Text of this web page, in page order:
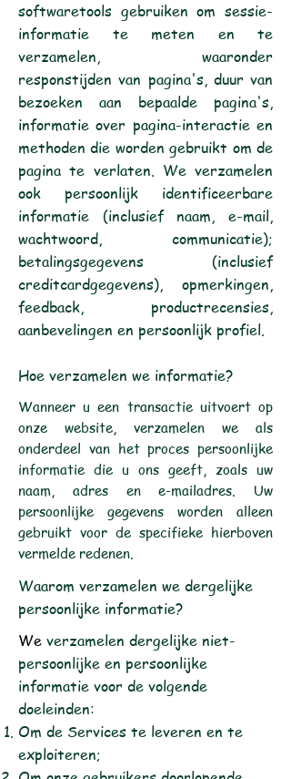
softwaretools gebruiken om sessie-
informatie te meten en te
verzamelen, waaronder
responstijden van pagina's, duur van
bezoeken aan bepaalde pagina's,
informatie over pagina-interactie en
methoden die worden gebruikt om de
pagina te verlaten. We verzamelen
ook persoonlijk identificeerbare
informatie (inclusief naam, e-mail,
wachtwoord, communicatie);
betalingsgegevens (inclusief
creditcardgegevens), opmerkingen,
feedback, productrecensies,
aanbevelingen en persoonlijk profiel.
Hoe verzamelen we informatie?
Wanneer u een transactie uitvoert op
onze website, verzamelen we als
onderdeel van het proces persoonlijke
informatie die u ons geeft, zoals uw
naam, adres en e-mailadres. Uw
persoonlijke gegevens worden alleen
gebruikt voor de specifieke hierboven
vermelde redenen.
Waarom verzamelen we dergelijke
persoonlijke informatie?
We verzamelen dergelijke niet-
persoonlijke en persoonlijke
informatie voor de volgende
doeleinden:
Om de Services te leveren en te
exploiteren;